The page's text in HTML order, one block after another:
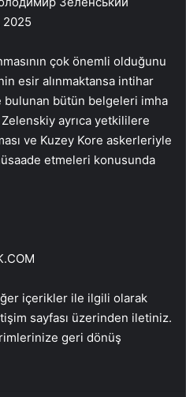
2025
çok önemli olduğunu
esir alınmaktansa intihar
bütün belgeleri imha
ayrıca yetkililere
ve Kuzey Kore askerleriyle
etmeleri konusunda
içerikler ile ilgili olarak
sayfası üzerinden iletiniz.
geri dönüş